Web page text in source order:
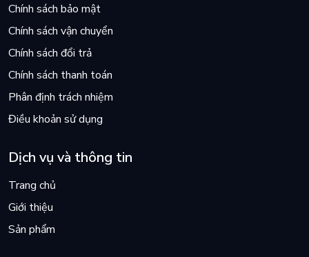
Chính sách bảo mật
Chính sách vận chuyển
Chính sách đổi trả
Chính sách thanh toán
Phân định trách nhiệm
Điều khoản sử dụng
Dịch vụ và thông tin
Trang chủ
Giới thiệu
Sản phẩm